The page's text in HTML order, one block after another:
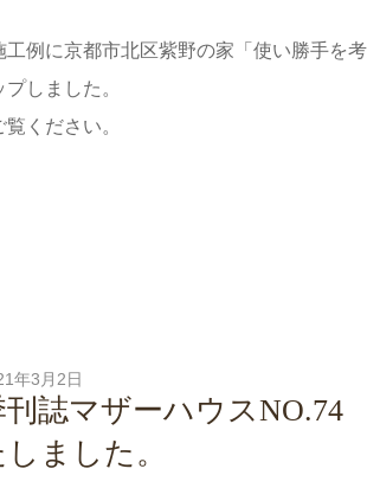
工例に京都市北区紫野の家「使い勝手を
しました。
ください。
年3月2日
刊誌マザーハウス
ました。